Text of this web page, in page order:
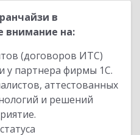
в
внимание на:
(договоров ИТС)
у партнера фирмы 1С.
аттестованных
и решений